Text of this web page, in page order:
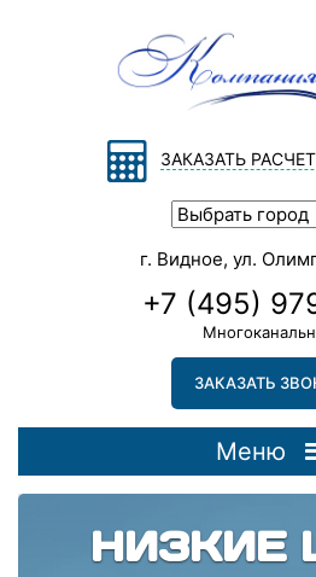
ЗАКАЗАТЬ
г. Видное, ул.
+7 (495)
ЗАКАЗАТЬ
Меню
НИЗКИЕ